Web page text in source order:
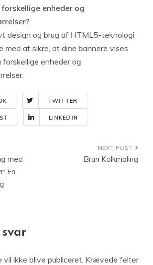
enheder og
design og brug af HTML5-teknologi
med at sikre, at dine bannere vises
forskellige enheder og
TWITTER
LINKEDIN
med
En
Brun Kalkmaling
vil ikke blive publiceret. Krævede felter